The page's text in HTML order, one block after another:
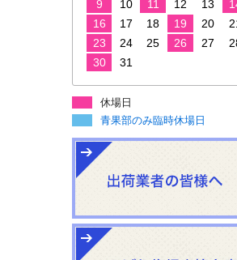
9
10 11 12 13
16
17 18 19 20
23
24 25 26 27
30
31
休場日
青果部のみ臨時休場日